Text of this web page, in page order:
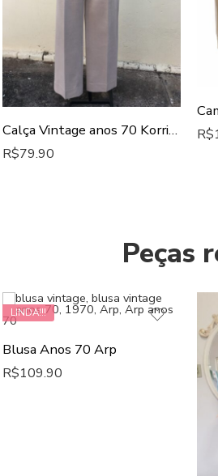
Calça Vintage anos 70 Korrigan
R$79.90
R$
Peças
LINDA!!!
Blusa Anos 70 Arp
R$109.90